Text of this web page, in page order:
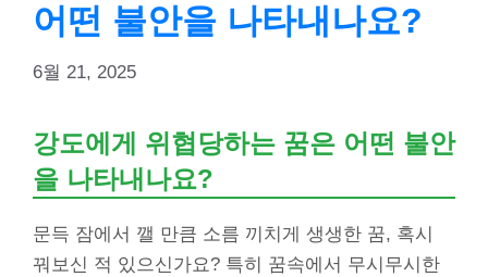
어떤 불안을 나타내나요?
6월 21, 2025
강도에게 위협당하는 꿈은 어떤 불안
을 나타내나요?
문득 잠에서 깰 만큼 소름 끼치게 생생한 꿈, 혹시
꿔보신 적 있으신가요? 특히 꿈속에서 무시무시한